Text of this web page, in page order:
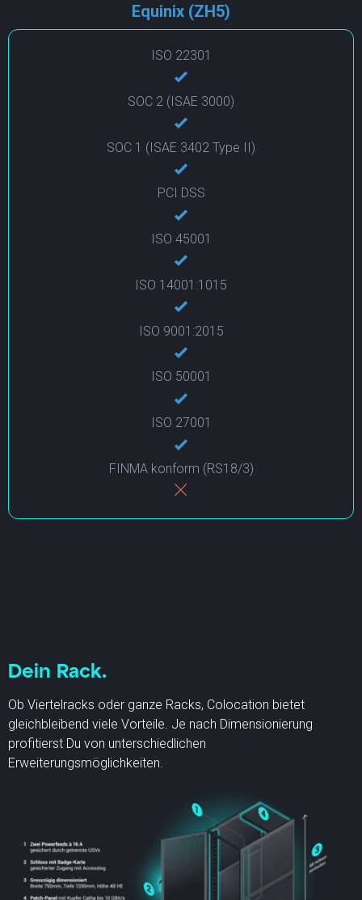
Equinix (ZH5)
ISO 22301
SOC 2 (ISAE 3000)
SOC 1 (ISAE 3402 Type II)
PCI DSS
ISO 45001
ISO 14001:1015
ISO 9001:2015
ISO 50001
ISO 27001
FINMA konform (RS18/3)
Dein Rack.
Ob Viertelracks oder ganze Racks, Colocation bietet
gleichbleibend viele Vorteile. Je nach Dimensionierung
profitierst Du von unterschiedlichen
Erweiterungsmöglichkeiten.